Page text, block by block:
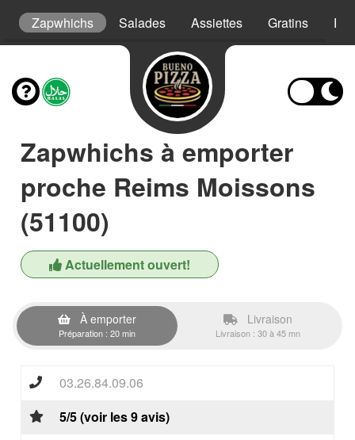
Zapwhichs Salades Assiettes Gratins
Zapwhichs à emporter
proche Reims Moissons
(51100)
Actuellement ouvert!
À emporter
Préparation : 20 min
Livraison
Livraison : 30 à 45 mn
03.26.84.09.06
5/5 (voir les 9 avis)